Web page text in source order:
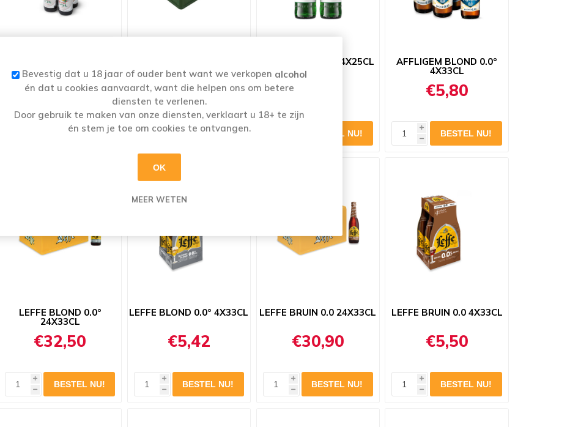
4X33CL
€6,69 €23,25
i
CARLSBERG 0,0° 4X25CL AFFLIGEM BLOND 0.0°
4X33CL
€5,80
i
h
LEFFE BLOND 0.0°
24X33CL
€32,50
i
h
LEFFE BLOND 0.0° 4X33CL
€5,42
i
h
LEFFE BRUIN 0.0 24X33CL
€30,90
i
h
LEFFE BRUIN 0.0 4X33CL
€5,50
i
h
Bevestig dat u 18 jaar of ouder bent want we verkopen alcohol
én dat u cookies aanvaardt, want die helpen ons om betere
diensten te verlenen.
Door gebruik te maken van onze diensten, verklaart u 18+ te zijn
én stem je toe om cookies te ontvangen.
OK
MEER WETEN